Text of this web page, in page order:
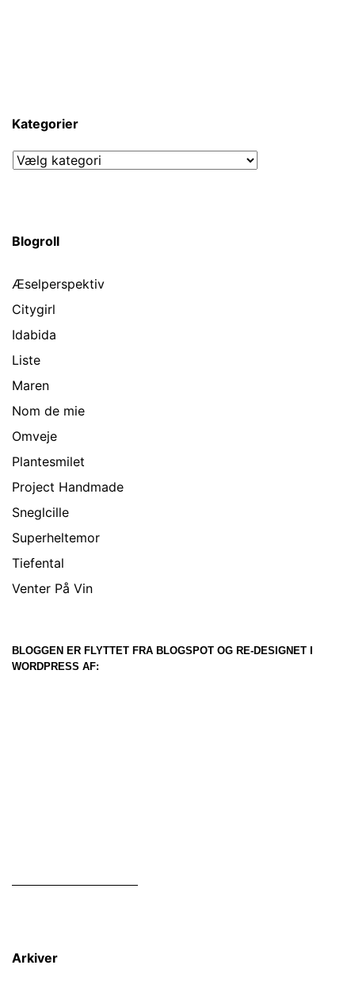
Kategorier
Kategorier
Blogroll
Æselperspektiv
Citygirl
Idabida
Liste
Maren
Nom de mie
Omveje
Plantesmilet
Project Handmade
Sneglcille
Superheltemor
Tiefental
Venter På Vin
BLOGGEN ER FLYTTET FRA BLOGSPOT OG RE-DESIGNET I
WORDPRESS AF:
Arkiver